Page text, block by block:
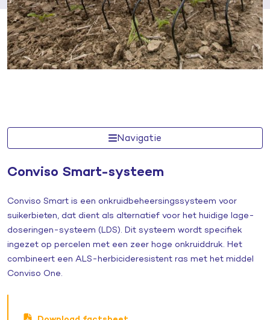
Navigatie
Conviso Smart-systeem
Conviso Smart is een onkruidbeheersingssysteem voor
suikerbieten, dat dient als alternatief voor het huidige lage-
doseringen-systeem (LDS). Dit systeem wordt specifiek
ingezet op percelen met een zeer hoge onkruiddruk. Het
combineert een ALS-herbicideresistent ras met het middel
Conviso One.